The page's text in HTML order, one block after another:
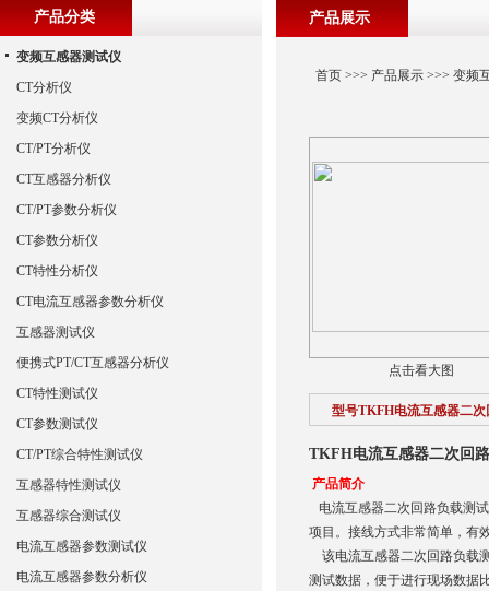
产品展示
首页>>> 产品展示>>> 变频
点击看大图
型号TKFH电流互感器二
TKFH电流互感器二次回
产品简介
电流互感器二次回路负载测
项目。接线方式非常简单，有
该电流互感器二次回路负载
测试数据，便于进行现场数据
产品分类
变频互感器测试仪
CT分析仪
变频CT分析仪
CT/PT分析仪
CT互感器分析仪
CT/PT参数分析仪
CT参数分析仪
CT特性分析仪
CT电流互感器参数分析仪
互感器测试仪
便携式PT/CT互感器分析仪
CT特性测试仪
CT参数测试仪
CT/PT综合特性测试仪
互感器特性测试仪
互感器综合测试仪
电流互感器参数测试仪
电流互感器参数分析仪